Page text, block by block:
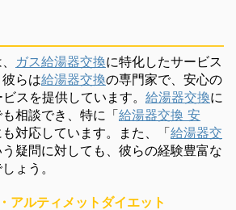
ガス給湯器交換に特化したサービス
らは給湯器交換の専門家で、安心の
スを提供しています。 給湯器交換に
相談でき、特に「給湯器交換 安
対応しています。また、「給湯器交
う疑問に対しても、彼らの経験豊富な
ょう。
アルティメットダイエット